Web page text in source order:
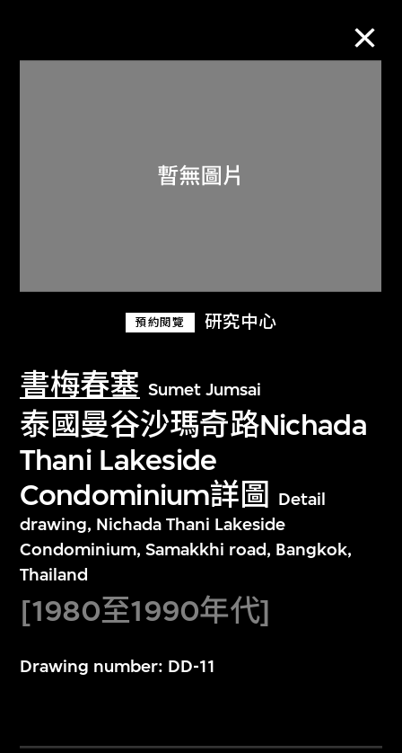
預約閱覽 研究中心
書梅春塞 Sumet Jumsai
泰國曼谷沙瑪奇路Nichada
Thani Lakeside
Condominium詳圖
Detail
drawing, Nichada Thani Lakeside
Condominium, Samakkhi road, Bangkok,
Thailand
[1980至1990年代]
Drawing number: DD-11
關於M+藏品
探索世界頂級的二十及二十一世紀視覺
文化藏品。